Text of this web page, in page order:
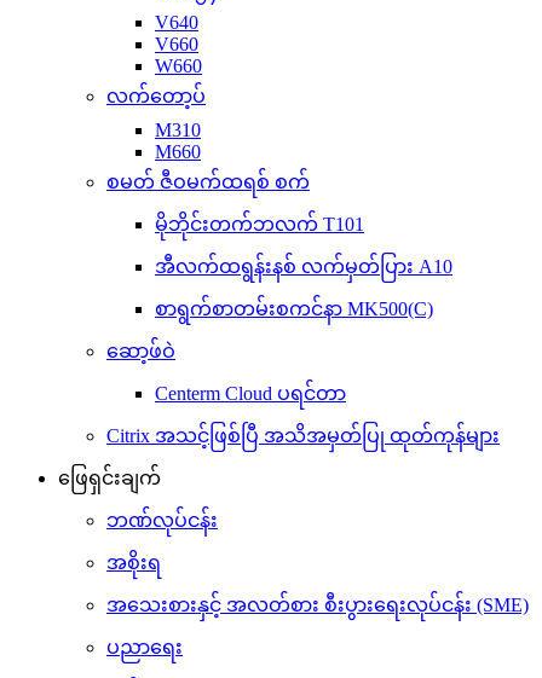
V640
V660
W660
လက်တော့ပ်
M310
M660
စမတ် ဇီဝမက်ထရစ် စက်
မိုဘိုင်းတက်ဘလက် T101
အီလက်ထရွန်းနစ် လက်မှတ်ပြား A10
စာရွက်စာတမ်းစကင်နာ MK500(C)
ဆော့ဖ်ဝဲ
Centerm Cloud ပရင်တာ
Citrix အသင့်ဖြစ်ပြီ အသိအမှတ်ပြု ထုတ်ကုန်များ
ဖြေရှင်းချက်
ဘဏ်လုပ်ငန်း
အစိုးရ
အသေးစားနှင့် အလတ်စား စီးပွားရေးလုပ်ငန်း (SME)
ပညာရေး